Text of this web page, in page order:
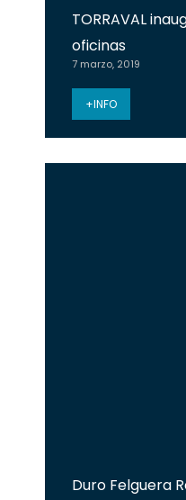
TORRAVAL
oficinas
7 marzo, 2019
+INFO
Duro Felguera